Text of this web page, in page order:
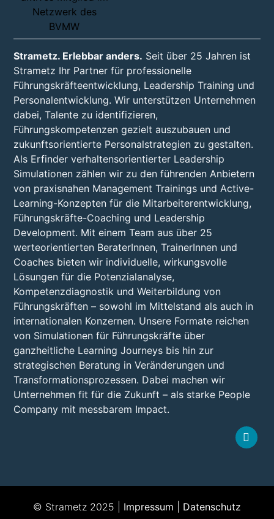
Strametz. Erlebbar anders. Seit über 25 Jahren ist
Strametz Ihr Partner für professionelle
Führungskräfteentwicklung, Leadership Training und
Personalentwicklung. Wir unterstützen Unternehmen
dabei, Talente zu identifizieren,
Führungskompetenzen gezielt auszubauen und
zukunftsorientierte Personalstrategien zu gestalten.
Als Erfinder verhaltensorientierter Leadership
Simulationen zählen wir zu den führenden Anbietern
von praxisnahen Management Trainings und Active-
Learning-Konzepten für die Mitarbeiterentwicklung,
Führungskräfte-Coaching und Leadership
Development. Mit einem Team aus über 25
werteorientierten BeraterInnen, TrainerInnen und
Coaches bieten wir individuelle, wirkungsvolle
Lösungen für die Potenzialanalyse,
Kompetenzdiagnostik und Weiterbildung von
Führungskräften – sowohl im Mittelstand als auch in
internationalen Konzernen. Unsere Formate reichen
von Simulationen für Führungskräfte über
ganzheitliche Learning Journeys bis hin zur
strategischen Beratung in Veränderungen und
Transformationsprozessen. Dabei machen wir
Unternehmen fit für die Zukunft – als starke People
Company mit messbarem Impact.
© Strametz 2025 | Impressum Datenschutz